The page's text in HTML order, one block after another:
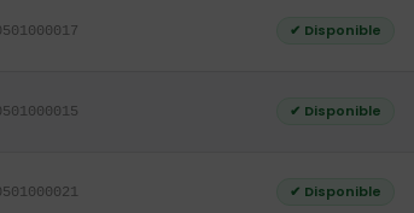
✔ Disponible
✔ Disponible
✔ Disponible